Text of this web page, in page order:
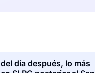
día después, lo más